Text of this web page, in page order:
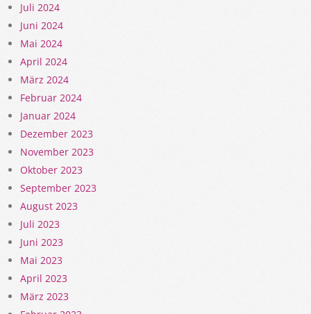
Juli 2024
Juni 2024
Mai 2024
April 2024
März 2024
Februar 2024
Januar 2024
Dezember 2023
November 2023
Oktober 2023
September 2023
August 2023
Juli 2023
Juni 2023
Mai 2023
April 2023
März 2023